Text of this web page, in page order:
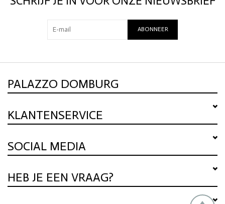
ABONNEER
PALAZZO DOMBURG
KLANTENSERVICE
SOCIAL MEDIA
HEB JE EEN VRAAG?